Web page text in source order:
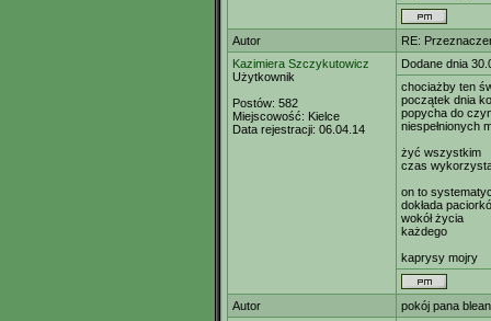
Autor
RE:
Kazimiera Szczykutowicz
Użytkownik
Postów: 582
Miejscowość: Kielce
Data rejestracji: 06.04.14
Dodane dnia
chociażby ten
początek dnia
popycha do
niespełnionych
żyć wszystkim
czas
on to
dokłada
wokół życia
każdego
kaprysy mojry
Autor
pokój pana